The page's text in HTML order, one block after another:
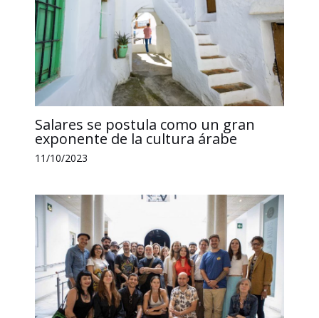
Salares se postula como un gran
exponente de la cultura árabe
11/10/2023